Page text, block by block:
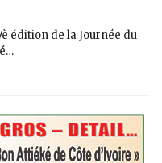
édition de la Journée du